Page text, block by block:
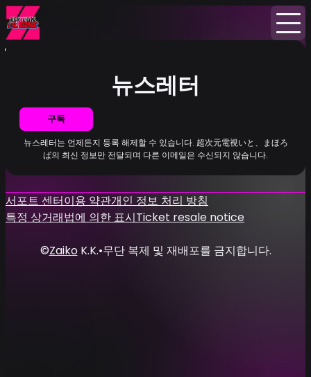
홈
뉴스레터
구독
뉴스레터는 언제든지 등록 해제할 수 있습니다. 超次元電視いと、まほろ
ば의 최신 정보만 전달되며 다른 이메일은 수신되지 않습니다.
서포트 센터이용 약관개인 정보 처리 방침
특정 상거래법에 의한 표시Ticket resale notice
©ZaikoK.K.•무단 복제 및 재배포를 금지합니다.